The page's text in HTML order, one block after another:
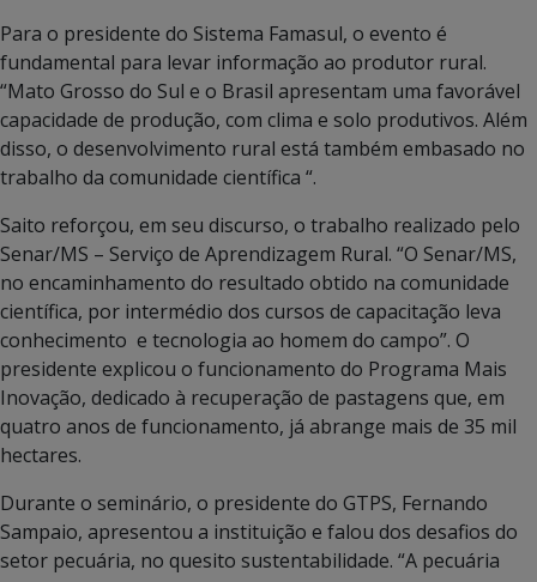
Para o presidente do Sistema Famasul, o evento é
fundamental para levar informação ao produtor rural.
“Mato Grosso do Sul e o Brasil apresentam uma favorável
capacidade de produção, com clima e solo produtivos. Além
disso, o desenvolvimento rural está também embasado no
trabalho da comunidade científica “.
Saito reforçou, em seu discurso, o trabalho realizado pelo
Senar/MS – Serviço de Aprendizagem Rural. “O Senar/MS,
no encaminhamento do resultado obtido na comunidade
científica, por intermédio dos cursos de capacitação leva
conhecimento e tecnologia ao homem do campo”. O
presidente explicou o funcionamento do Programa Mais
Inovação, dedicado à recuperação de pastagens que, em
quatro anos de funcionamento, já abrange mais de 35 mil
hectares.
Durante o seminário, o presidente do GTPS, Fernando
Sampaio, apresentou a instituição e falou dos desafios do
setor pecuária, no quesito sustentabilidade. “A pecuária